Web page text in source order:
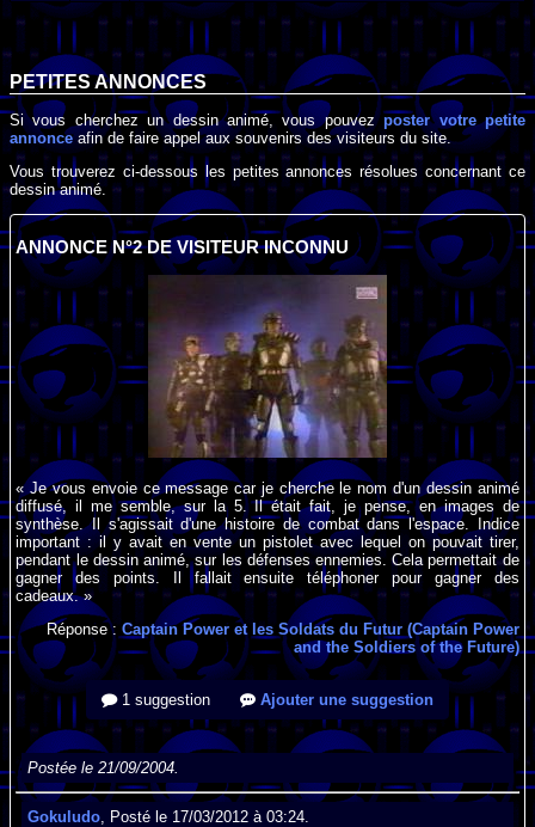
PETITES ANNONCES
Si vous cherchez un dessin animé, vous pouvezposter votre petite
annonceafin de faire appel aux souvenirs des visiteurs du site.
Vous trouverez ci-dessous les petites annonces résolues concernant ce
dessin animé.
ANNONCE N°2 DE VISITEUR INCONNU
« Je vous envoie ce message car je cherche le nom d'un dessin animé
diffusé, il me semble, sur la 5. Il était fait, je pense, en images de
synthèse. Il s'agissait d'une histoire de combat dans l'espace. Indice
important : il y avait en vente un pistolet avec lequel on pouvait tirer,
pendant le dessin animé, sur les défenses ennemies. Cela permettait de
gagner des points. Il fallait ensuite téléphoner pour gagner des
cadeaux. »
Réponse : Captain Power et les Soldats du Futur (Captain Power
and the Soldiers of the Future)
1 suggestion Ajouter une suggestion
Postée le 21/09/2004.
Gokuludo , Posté le 17/03/2012 à 03:24.